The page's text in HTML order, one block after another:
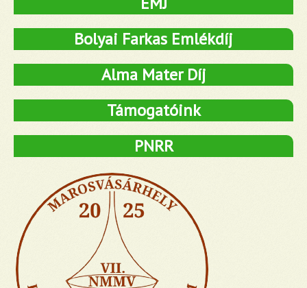
Bolyai Farkas Emlékdíj
Alma Mater Díj
Támogatóink
PNRR